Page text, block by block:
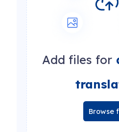
Add files for
Browse